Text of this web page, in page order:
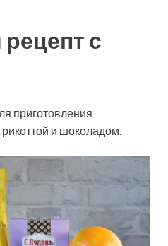
с
приготовления
и шоколадом.